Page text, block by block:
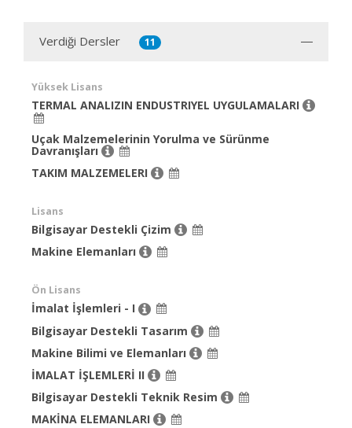
Verdiği Dersler 11
Yüksek Lisans
TERMAL ANALIZIN ENDUSTRIYEL UYGULAMALARI
Uçak Malzemelerinin Yorulma ve Sürünme
Davranışları
TAKIM MALZEMELERI
Lisans
Bilgisayar Destekli Çizim
Makine Elemanları
Ön Lisans
İmalat İşlemleri - I
Bilgisayar Destekli Tasarım
Makine Bilimi ve Elemanları
İMALAT İŞLEMLERİ II
Bilgisayar Destekli Teknik Resim
MAKİNA ELEMANLARI